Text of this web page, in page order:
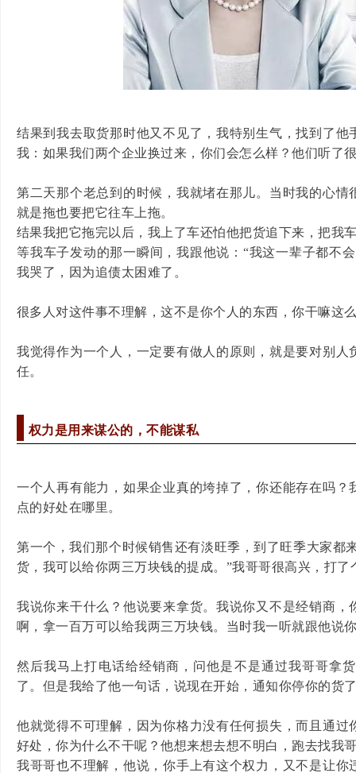
结果到我去取货那时他又不见了，我特别生气，找到了
我：如果我们两个企业换过来，你们会怎么样？他们听了
第二天那个老总到的时候，我就堵在那儿。当时我的心
就是拖也要把它往车上拖。
结果我把它拖完以后，我上了车还怕他把货追下来，把我
等我车子发动的那一瞬间，我跟他说：“我这一辈子都不
我哭了，因为追债太困难了。
很多人对这件事不理解，这不是你个人的东西，你干嘛这
我觉得作为一个人，一定要有做人的原则，就是要对别
任。
权力是用来谋公的，不能谋私
一个人再有能力，如果企业真的垮掉了，你还能存在吗
点的好处在哪里。
第一个，我们那个时候销售还有淡旺季，到了旺季大家都
货，我可以给你两三万块钱的提成。”我哥哥很高兴，打
我说你来干什么？他说要来拿货。我说你又不是经销商
啊，拿一百万可以给我两三万块钱。当时我一听就跟他说
然后我马上打电话给经销商，问他是不是通过我哥哥拿
了。但是我给了他一句话，说现在开始，通知你停你的货
他就觉得不可理解，因为你格力没有任何损失，而且通
好处，你为什么不干呢？他想来想去想不明白，跑去找我
我哥哥也不理解，他说，你手上有这个权力，又不是让